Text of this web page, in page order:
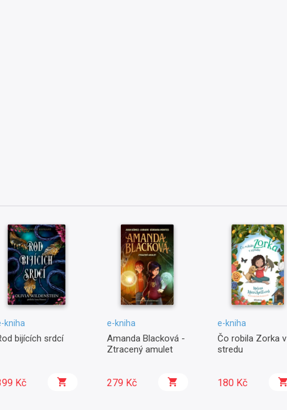
kniha
bijících srdcí
Kč
e-kniha
Amanda Blacková -
Ztracený amulet
279 Kč
e-kniha
Čo robila Zorka v
stredu
180 Kč